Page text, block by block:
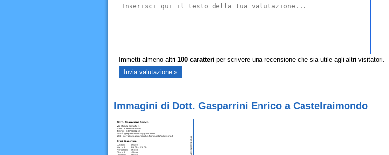
Immetti almeno altri 100caratteri per scrivere una recensione che sia utile agli altri visitatori.
Immagini di Dott. Gasparrini Enrico a Castelraimondo